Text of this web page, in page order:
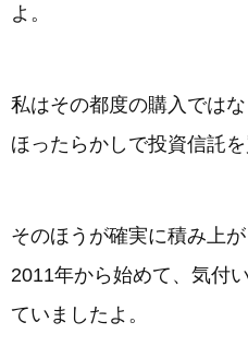
よ。
私はその都度の購入では
ほったらかしで投資信託を
そのほうが確実に積み上
2011年から始めて、気付
ていましたよ。